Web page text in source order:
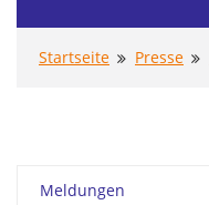
Startseite Presse
Meldungen